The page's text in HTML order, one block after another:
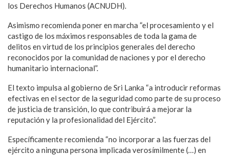
los Derechos Humanos (ACNUDH).
Asimismo recomienda poner en marcha “el procesamiento y el
castigo de los máximos responsables de toda la gama de
delitos en virtud de los principios generales del derecho
reconocidos por la comunidad de naciones y por el derecho
humanitario internacional”.
El texto impulsa al gobierno de Sri Lanka “a introducir reformas
efectivas en el sector de la seguridad como parte de su proceso
de justicia de transición, lo que contribuirá a mejorar la
reputación y la profesionalidad del Ejército”.
Específicamente recomienda “no incorporar a las fuerzas del
ejército a ninguna persona implicada verosímilmente (…) en